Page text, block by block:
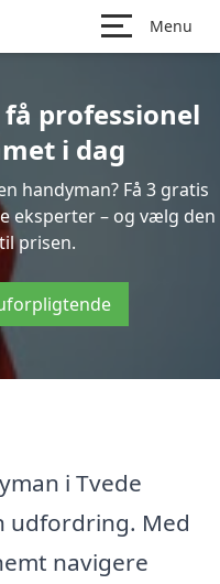
Menu
få professionel
i dag
handyman? Få 3 gratis
eksperter – og vælg den
prisen.
i Tvede
udfordring. Med
navigere